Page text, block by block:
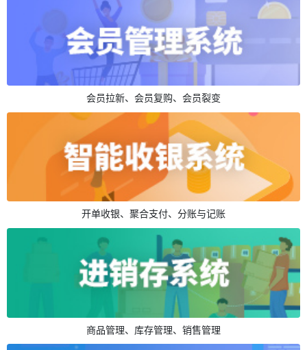
会员拉新、会员复购、会员裂变
开单收银、聚合支付、分账与记账
商品管理、库存管理、销售管理